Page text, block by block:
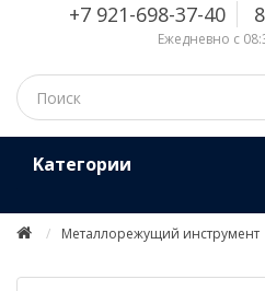
+7 921-698-37-40
Ежедневно с
Kатегории
Металлорежущий инструмент